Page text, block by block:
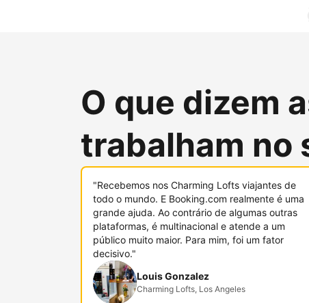
O que dizem
trabalham no
"Recebemos nos Charming Lofts viajantes de
todo o mundo. E Booking.com realmente é uma
grande ajuda. Ao contrário de algumas outras
plataformas, é multinacional e atende a um
público muito maior. Para mim, foi um fator
decisivo."
Louis Gonzalez
Charming Lofts, Los Angeles